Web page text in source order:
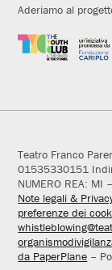
Aderiamo al
Teatro Franco
01535330151
NUMERO REA: MI
Note legali &
preferenze dei
da PaperPlane –